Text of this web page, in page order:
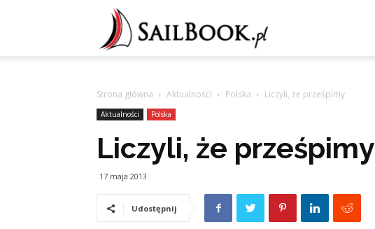
Strona główna Aktualności Polska Liczyli, że prześpimy
Aktualności Polska
Liczyli, że prześpimy
17 maja 2013
Udostępnij